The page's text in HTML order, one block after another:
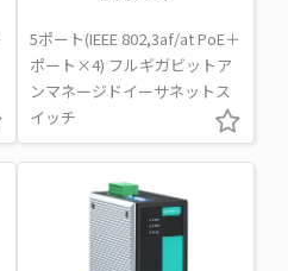
5ポート(IEEE 802,3af/at PoE＋
ポート×4) フルギガビットア
ンマネージドイーサネットス
イッチ